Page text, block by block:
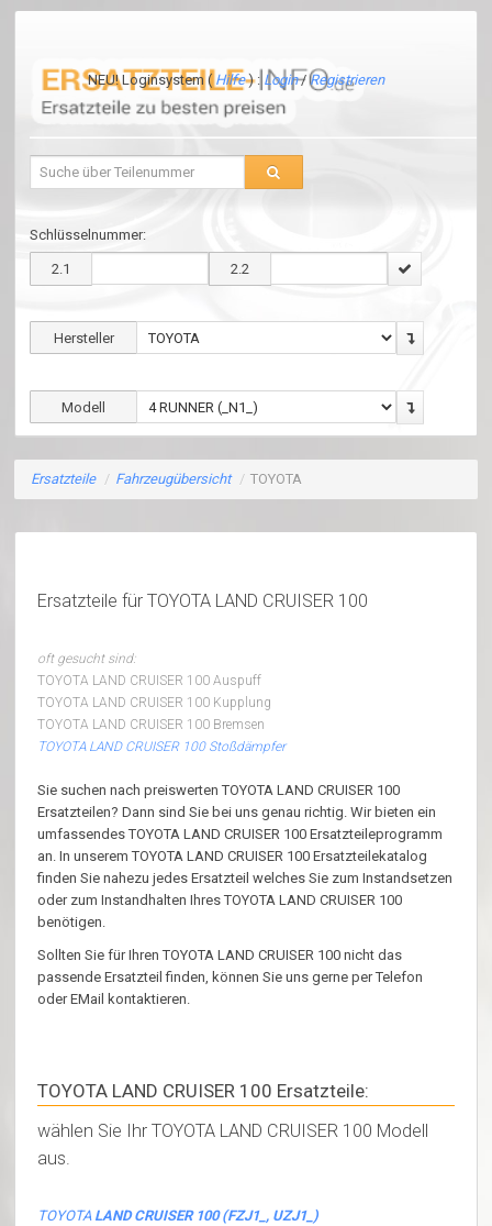
NEU! Loginsystem ( Hilfe) : Login/Registrieren
Schlüsselnummer:
2.1 2.2
Hersteller
Modell
Ersatzteile / Fahrzeugübersicht / TOYOTA
Ersatzteile für TOYOTA LAND CRUISER 100
oft gesucht sind:
TOYOTA LAND CRUISER 100 Auspuff
TOYOTA LAND CRUISER 100 Kupplung
TOYOTA LAND CRUISER 100 Bremsen
TOYOTA LAND CRUISER 100 Stoßdämpfer
Sie suchen nach preiswerten TOYOTA LAND CRUISER 100
Ersatzteilen? Dann sind Sie bei uns genau richtig. Wir bieten ein
umfassendes TOYOTA LAND CRUISER 100 Ersatzteileprogramm
an. In unserem TOYOTA LAND CRUISER 100 Ersatzteilekatalog
finden Sie nahezu jedes Ersatzteil welches Sie zum Instandsetzen
oder zum Instandhalten Ihres TOYOTA LAND CRUISER 100
benötigen.
Sollten Sie für Ihren TOYOTA LAND CRUISER 100 nicht das
passende Ersatzteil finden, können Sie uns gerne per Telefon
oder EMail kontaktieren.
TOYOTA LAND CRUISER 100 Ersatzteile:
wählen Sie Ihr TOYOTA LAND CRUISER 100 Modell
aus.
TOYOTA LAND CRUISER 100 (FZJ1_, UZJ1_)